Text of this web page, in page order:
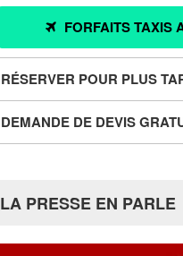
FORFAITS TAXIS
RÉSERVER POUR PLUS
DEMANDE DE DEVIS
LA PRESSE EN PARLE